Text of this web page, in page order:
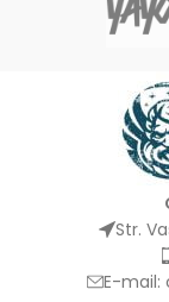
Str.
E-mail: